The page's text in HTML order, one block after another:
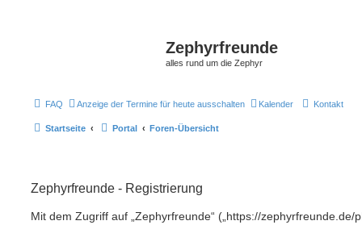
Zephyrfreunde
alles rund um die Zephyr
FAQ Anzeige der Termine für heute ausschalten Kalender Kontakt
Startseite Portal Foren-Übersicht
Zephyrfreunde - Registrierung
Mit dem Zugriff auf „Zephyrfreunde“ („https://zephyrfreunde.de/